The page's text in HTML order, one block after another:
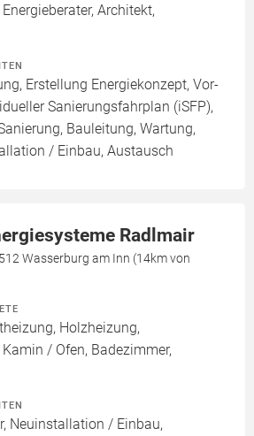
Architekt,
Erstellung Energiekonzept, Vor-
Sanierungsfahrplan (iSFP),
Bauleitung, Wartung,
/ Einbau, Austausch
Radlmair
Wasserburg am Inn (14km von
Holzheizung,
/ Ofen, Badezimmer,
Neuinstallation / Einbau,